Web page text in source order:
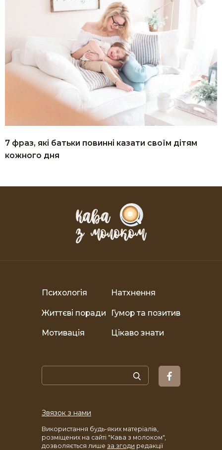
7 фраз, які батьки повинні казати своїм дітям
кожного дня
Психологія Натхнення
Життєві поради Гумор та позитив
Мотивація Цікаво знати
Звязок з нами
Використання будь-яких матеріалів,
розміщених на сайті "Кава з молоком",
дозволяється лише за згоди редакції